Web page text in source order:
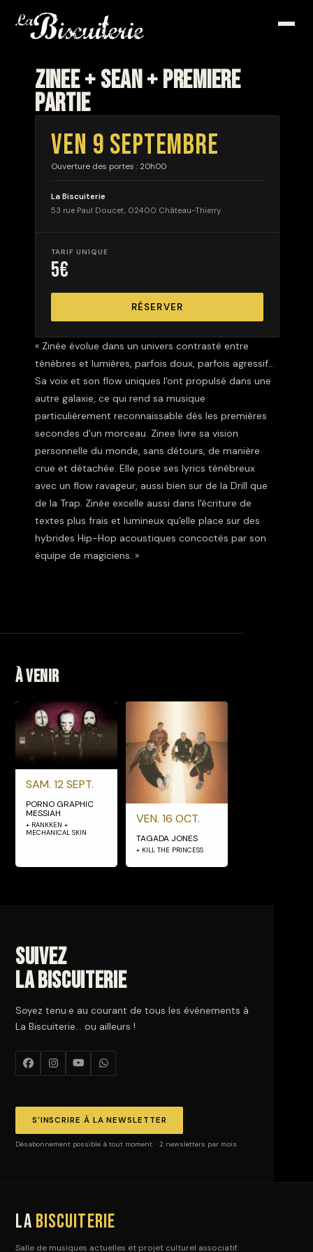
ZINEE + SEAN + PREMIERE
PARTIE
« Zinée évolue dans un univers contrasté entre
ténèbres et lumières, parfois doux, parfois agressif...
Sa voix et son flow uniques l'ont propulsé dans une
autre galaxie, ce qui rend sa musique
particulièrement reconnaissable dès les premières
secondes d'un morceau. Zinee livre sa vision
personnelle du monde, sans détours, de manière
crue et détachée. Elle pose ses lyrics ténébreux
avec un flow ravageur, aussi bien sur de la Drill que
de la Trap. Zinée excelle aussi dans l'écriture de
textes plus frais et lumineux qu'elle place sur des
hybrides Hip-Hop acoustiques concoctés par son
équipe de magiciens. »
VEN 9 SEPTEMBRE
Ouverture des portes : 20h00
La Biscuiterie
53 rue Paul Doucet, 02400 Château-Thierry
TARIF UNIQUE
5€
RÉSERVER
À venir
SAM. 12 SEPT.
PORNO GRAPHIC
MESSIAH
+ RANKKEN +
MECHANICAL SKIN
VEN. 16 OCT.
TAGADA JONES
+ KILL THE PRINCESS
Suivez
La Biscuiterie
Soyez tenu·e au courant de tous les événements à
La Biscuiterie… ou ailleurs !
S'INSCRIRE À LA NEWSLETTER
Désabonnement possible à tout moment. · 2 newsletters par mois
La Biscuiterie
Salle de musiques actuelles et projet culturel associatif.